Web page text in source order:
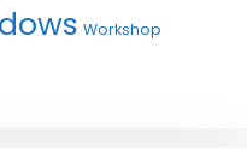
Workshop